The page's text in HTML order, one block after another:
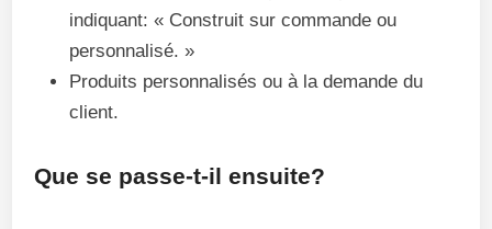
indiquant: « Construit sur commande ou
personnalisé. »
Produits personnalisés ou à la demande du
client.
Que se passe-t-il ensuite?